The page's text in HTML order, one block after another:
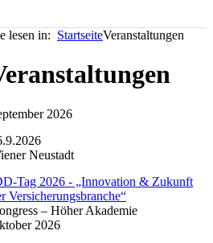
lesen in: StartseiteVeranstaltungen
2026
Neustadt
Tag 2026 - „Innovation & Zukunft
Versicherungsbranche“
– Höher Akademie
2026